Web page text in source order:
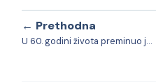
← Prethodna
U 60. godini života preminuo je počasni građanin Grada Daruvara, velečasni Branko Gelemanović